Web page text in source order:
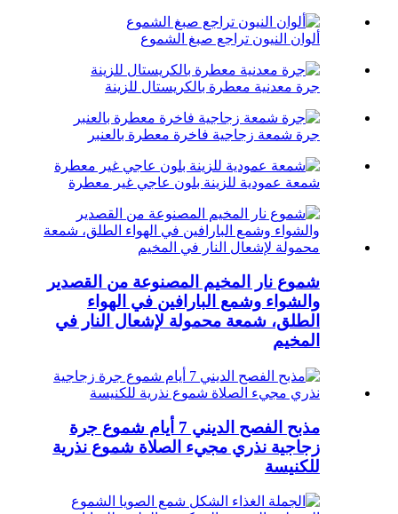
ألوان النيون تراجع صبغ الشموع
جرة معدنية معطرة بالكريستال للزينة
جرة شمعة زجاجية فاخرة معطرة بالعنبر
شمعة عمودية للزينة بلون عاجي غير معطرة
شموع نار المخيم المصنوعة من القصدير
والشواء وشمع البارافين في الهواء
الطلق، شمعة محمولة لإشعال النار في
المخيم
مذبح الفصح الديني 7 أيام شموع جرة
زجاجية نذري مجيء الصلاة شموع نذرية
للكنيسة